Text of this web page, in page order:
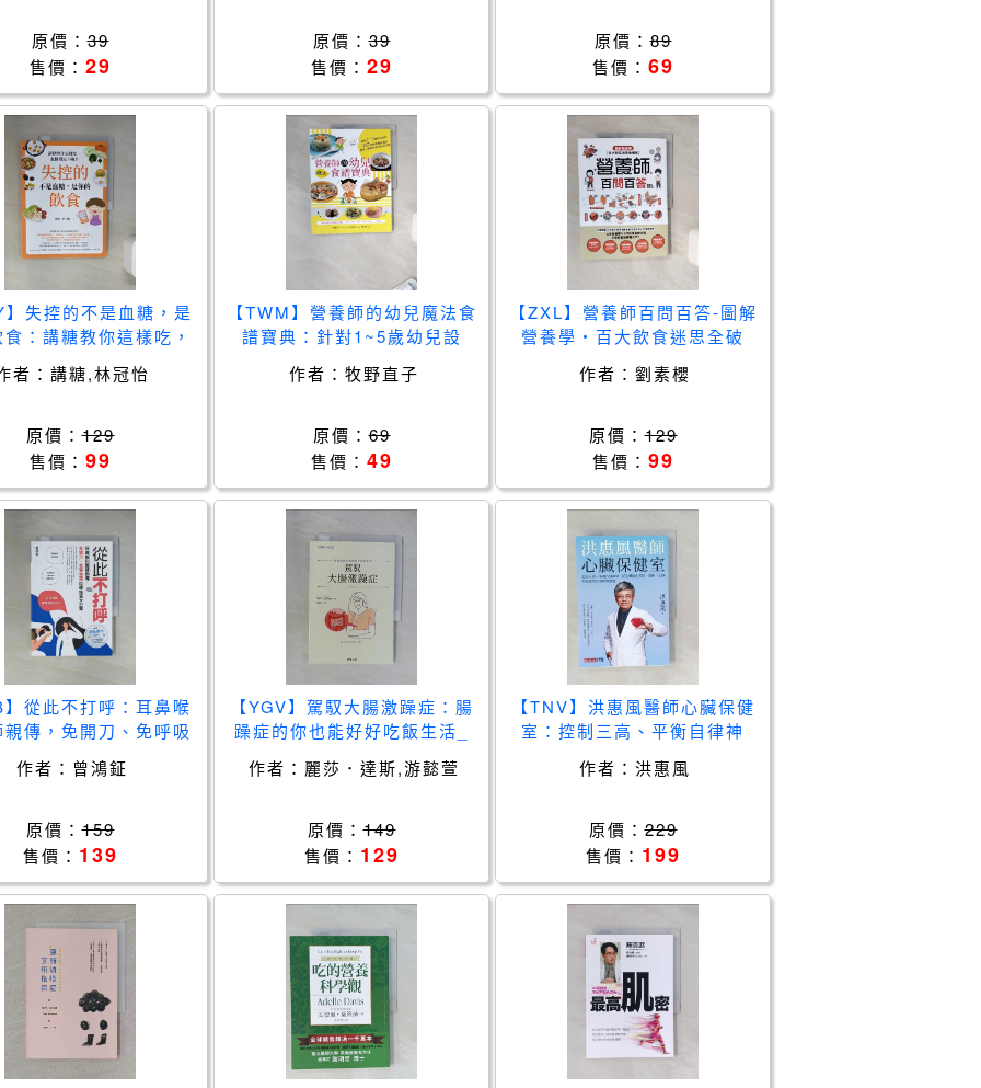
原價：39
售價： 29
原價：39
售價： 29
原價：89
售價： 69
】失控的不是血糖，是
：講糖教你這樣吃，
者： 講糖,林冠怡
原價：129
售價： 99
【TWM】營養師的幼兒魔法食
譜寶典：針對1~5歲幼兒設
食..._牧野直子
作者： 牧野直子
原價：69
售價： 49
【ZXL】營養師百問百答-圖解
營養學‧百大飲食迷思全破
作者： 劉素櫻
原價：129
售價： 99
】從此不打呼：耳鼻喉
傳，免開刀、免呼吸
作者： 曾鴻鉦
原價：159
售價： 139
【YGV】駕馭大腸激躁症：腸
躁症的你也能好好吃飯生活_
作者： 麗莎．達斯,游懿萱
原價：149
售價： 129
【TNV】洪惠風醫師心臟保健
室：控制三高、平衡自律神
治療到延緩老化的專業建議_
作者： 洪惠風
原價：229
售價： 199